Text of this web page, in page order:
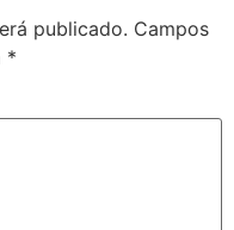
publicado. Campos
*